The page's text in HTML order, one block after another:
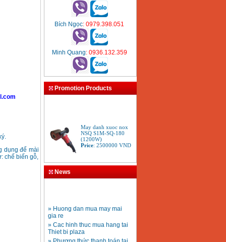
dụng để mài
chế biến gỗ,
Bích Ngọc: 0979.398.051
Minh Quang: 0936.132.359
Promotion Products
NSQ S1M-SQ-180
(1200W)
Price:2500000
May mai Bosch GWS
Price:1251000VND
May mai 180mm
Bosch GWS 2200-180
Price:3438000VND
News
gia re
» Cac hinh thuc mua hang tai
Thiet bi plaza
» Phương thức thanh toán tại